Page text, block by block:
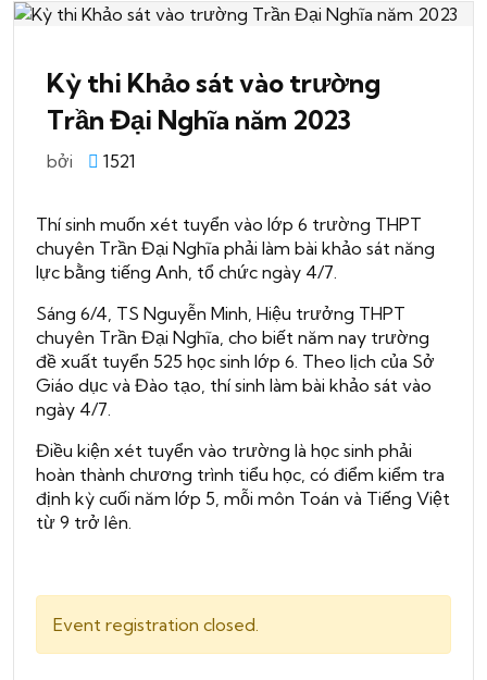
Kỳ thi Khảo sát vào trường
Trần Đại Nghĩa năm 2023
bởi 1521
Thí sinh muốn xét tuyển vào lớp 6 trường THPT
chuyên Trần Đại Nghĩa phải làm bài khảo sát năng
lực bằng tiếng Anh, tổ chức ngày 4/7.
Sáng 6/4, TS Nguyễn Minh, Hiệu trưởng THPT
chuyên Trần Đại Nghĩa, cho biết năm nay trường
đề xuất tuyển 525 học sinh lớp 6. Theo lịch của Sở
Giáo dục và Đào tạo, thí sinh làm bài khảo sát vào
ngày 4/7.
Điều kiện xét tuyển vào trường là học sinh phải
hoàn thành chương trình tiểu học, có điểm kiểm tra
định kỳ cuối năm lớp 5, mỗi môn Toán và Tiếng Việt
từ 9 trở lên.
Event registration closed.